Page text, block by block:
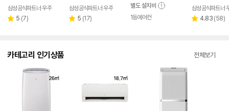
삼성공식파트너 우주
별 5 리
(7)
삼성공식파트너 우주
별 5 리
(17)
별도 설치비
1등에어컨
삼성공식파트너
별 4.83 리
(58)
카테고리 인기상품 전체보기